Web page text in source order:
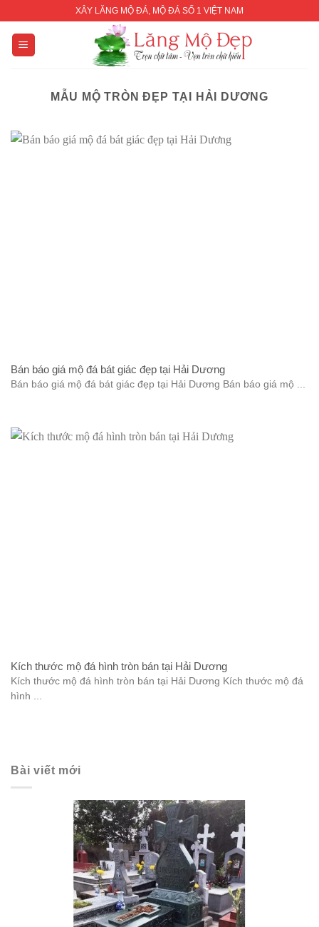
content
XÂY LĂNG MỘ ĐÁ, MỘ ĐÁ SỐ 1 VIỆT NAM
MẪU MỘ TRÒN ĐẸP TẠI HẢI DƯƠNG
Bán báo giá mộ đá bát giác đẹp tại Hải Dương
Bán báo giá mộ đá bát giác đẹp tại Hải Dương Bán báo giá mộ ...
Kích thước mộ đá hình tròn bán tại Hải Dương
Kích thước mộ đá hình tròn bán tại Hải Dương Kích thước mộ đá
hình ...
Bài viết mới